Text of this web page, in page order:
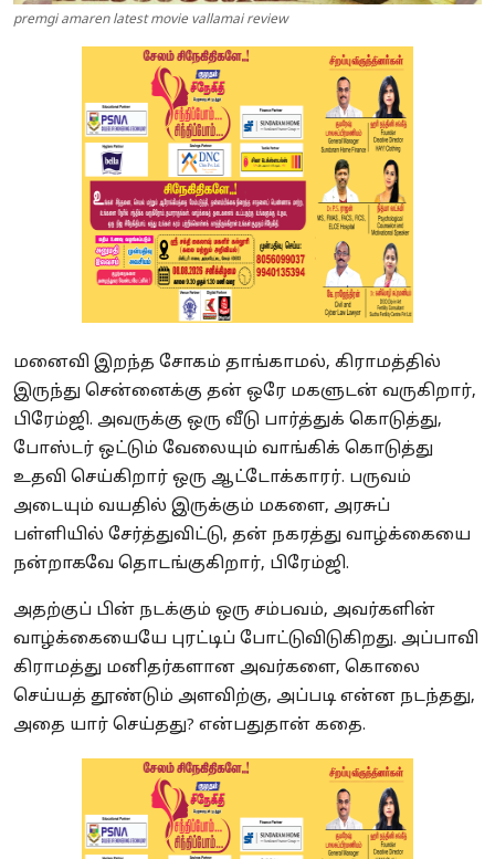
premgi amaren latest movie vallamai review
மனைவி இறந்த சோகம் தாங்காமல், கிராமத்தில்
இருந்து சென்னைக்கு தன் ஒரே மகளுடன் வருகிறார்,
பிரேம்ஜி. அவருக்கு ஒரு வீடு பார்த்துக் கொடுத்து,
போஸ்டர் ஒட்டும் வேலையும் வாங்கிக் கொடுத்து
உதவி செய்கிறார் ஒரு ஆட்டோக்காரர். பருவம்
அடையும் வயதில் இருக்கும் மகளை, அரசுப்
பள்ளியில் சேர்த்துவிட்டு, தன் நகரத்து வாழ்க்கையை
நன்றாகவே தொடங்குகிறார், பிரேம்ஜி.
அதற்குப் பின் நடக்கும் ஒரு சம்பவம், அவர்களின்
வாழ்க்கையையே புரட்டிப் போட்டுவிடுகிறது. அப்பாவி
கிராமத்து மனிதர்களான அவர்களை, கொலை
செய்யத் தூண்டும் அளவிற்கு, அப்படி என்ன நடந்தது,
அதை யார் செய்தது? என்பதுதான் கதை.